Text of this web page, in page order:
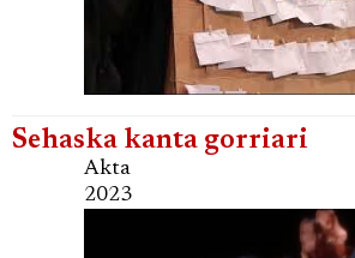
Sehaska kanta gorriari
Akta
2023